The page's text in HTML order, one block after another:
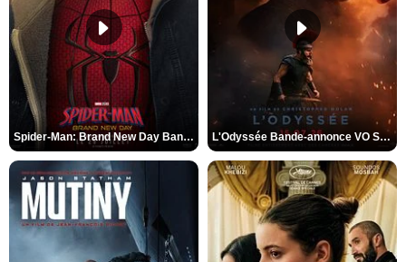
Spider-Man: Brand New Day Bande-annonce VO STFR L'Odyssée Bande-annonce VO STFR